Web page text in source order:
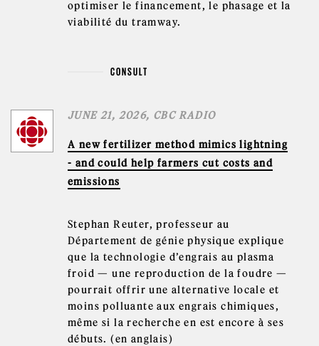
optimiser le financement, le phasage et la
viabilité du tramway.
CONSULT
JUNE 21, 2026, CBC RADIO
A new fertilizer method mimics lightning
- and could help farmers cut costs and
emissions
Stephan Reuter, professeur au
Département de génie physique explique
que la technologie d’engrais au plasma
froid — une reproduction de la foudre —
pourrait offrir une alternative locale et
moins polluante aux engrais chimiques,
même si la recherche en est encore à ses
débuts. (en anglais)